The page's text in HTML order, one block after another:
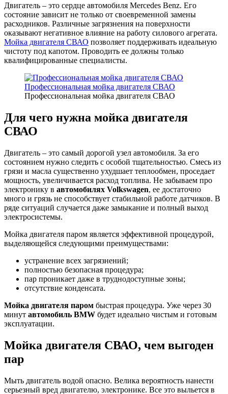
Двигатель – это сердце автомобиля Mercedes Benz. Его
состояние зависит не только от своевременной замены
расходников. Различные загрязнения на поверхности
оказывают негативное влияние на работу силового агрегата.
Мойка двигателя СВАО позволяет поддерживать идеальную
чистоту под капотом. Проводить ее должны только
квалифицированные специалисты.
Профессиональная мойка двигателя СВАО
Профессиональная мойка двигателя СВАО
Для чего нужна мойка двигателя
СВАО
Двигатель – это самый дорогой узел автомобиля. За его
состоянием нужно следить с особой тщательностью. Смесь из
грязи и масла существенно ухудшает теплообмен, проседает
мощность, увеличивается расход топлива. Не забываем про
электронику в автомобилях Volkswagen, ее достаточно
много и грязь не способствует стабильной работе датчиков. В
ряде ситуаций случается даже замыкание и полный выход
электросистемы.
Мойка двигателя паром является эффективной процедурой,
выделяющейся следующими преимуществами:
устранение всех загрязнений;
полностью безопасная процедура;
пар проникает даже в труднодоступные зоны;
отсутствие конденсата.
Мойка двигателя паром быстрая процедура. Уже через 30
минут автомобиль BMW будет идеально чистым и готовым
эксплуатации.
Мойка двигателя СВАО, чем выгоден
пар
Мыть двигатель водой опасно. Велика вероятность нанести
серьезный вред двигателю, электронике. Все это выльется в